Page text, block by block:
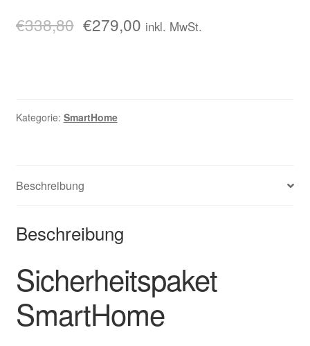
€338,80 €279,00 inkl. MwSt.
Kategorie: SmartHome
Beschreibung
Beschreibung
Sicherheitspaket
SmartHome